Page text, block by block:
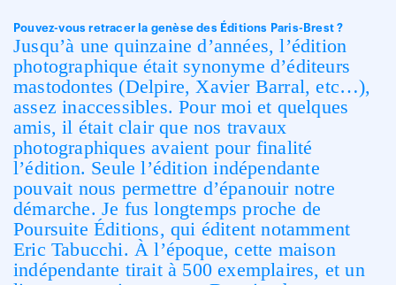
Pouvez-vous retracer la genèse des Éditions Paris-Brest ?
Jusqu’à une quinzaine d’années, l’édition
photographique était synonyme d’éditeurs
mastodontes (Delpire, Xavier Barral, etc…),
assez inaccessibles. Pour moi et quelques
amis, il était clair que nos travaux
photographiques avaient pour finalité
l’édition. Seule l’édition indépendante
pouvait nous permettre d’épanouir notre
démarche. Je fus longtemps proche de
Poursuite Éditions, qui éditent notamment
Eric Tabucchi. À l’époque, cette maison
indépendante tirait à 500 exemplaires, et un